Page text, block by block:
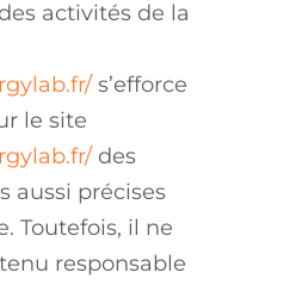
activités de la
s’efforce
le site
des
aussi précises
Toutefois, il ne
responsable